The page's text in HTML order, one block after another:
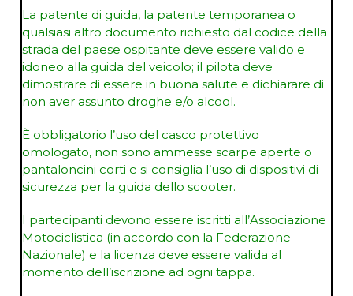
La patente di guida, la patente temporanea o
qualsiasi altro documento richiesto dal codice della
strada del paese ospitante deve essere valido e
idoneo alla guida del veicolo; il pilota deve
dimostrare di essere in buona salute e dichiarare di
non aver assunto droghe e/o alcool.
È obbligatorio l’uso del casco protettivo
omologato, non sono ammesse scarpe aperte o
pantaloncini corti e si consiglia l’uso di dispositivi di
sicurezza per la guida dello scooter.
I partecipanti devono essere iscritti all’Associazione
Motociclistica (in accordo con la Federazione
Nazionale) e la licenza deve essere valida al
momento dell’iscrizione ad ogni tappa.